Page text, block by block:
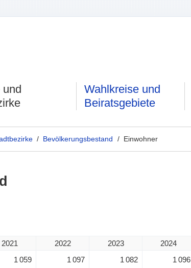
Wahlkreise und
Beiratsgebiete
/ Bevölkerungsbestand / Einwohner
2021 2022 2023 2024
1 059 1 097 1 082 1 096